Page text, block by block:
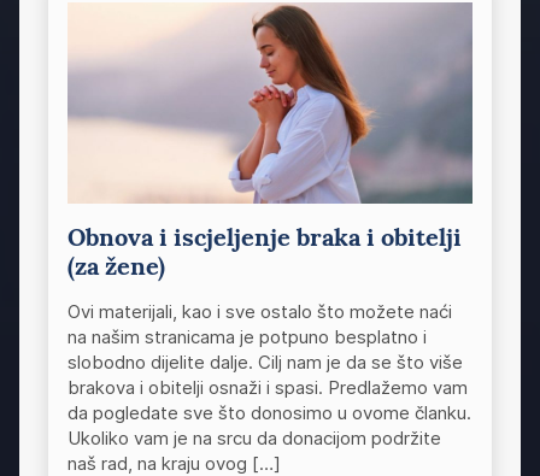
Obnova i iscjeljenje braka i obitelji
(za žene)
Ovi materijali, kao i sve ostalo što možete naći
na našim stranicama je potpuno besplatno i
slobodno dijelite dalje. Cilj nam je da se što više
brakova i obitelji osnaži i spasi. Predlažemo vam
da pogledate sve što donosimo u ovome članku.
Ukoliko vam je na srcu da donacijom podržite
naš rad, na kraju ovog […]